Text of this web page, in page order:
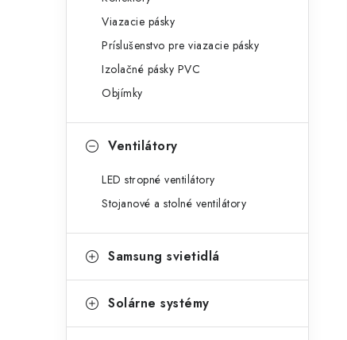
Viazacie pásky
Príslušenstvo pre viazacie pásky
Izolačné pásky PVC
Objímky
Ventilátory
LED stropné ventilátory
Stojanové a stolné ventilátory
Samsung svietidlá
Solárne systémy